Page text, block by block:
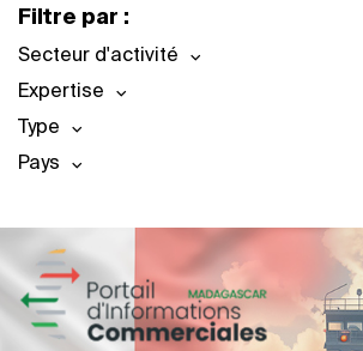
Filtre par :
Secteur d'activité
Expertise
Type
Pays